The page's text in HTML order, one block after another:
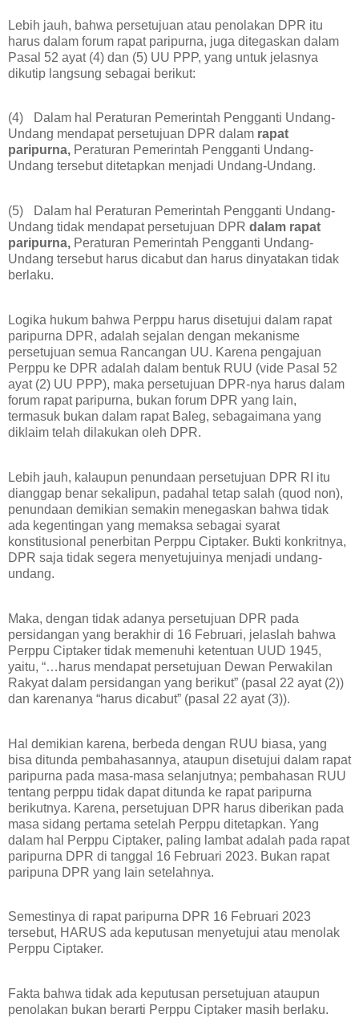
Lebih jauh, bahwa persetujuan atau penolakan DPR itu
harus dalam forum rapat paripurna, juga ditegaskan dalam
Pasal 52 ayat (4) dan (5) UU PPP, yang untuk jelasnya
dikutip langsung sebagai berikut:
(4)
Dalam hal Peraturan Pemerintah Pengganti Undang-
Undang mendapat persetujuan DPR dalam rapat
paripurna, Peraturan Pemerintah Pengganti Undang-
Undang tersebut ditetapkan menjadi Undang-Undang.
(5)
Dalam hal Peraturan Pemerintah Pengganti Undang-
Undang tidak mendapat persetujuan DPR dalam rapat
paripurna, Peraturan Pemerintah Pengganti Undang-
Undang tersebut harus dicabut dan harus dinyatakan tidak
berlaku.
Logika hukum bahwa Perppu harus disetujui dalam rapat
paripurna DPR, adalah sejalan dengan mekanisme
persetujuan semua Rancangan UU. Karena pengajuan
Perppu ke DPR adalah dalam bentuk RUU (vide Pasal 52
ayat (2) UU PPP), maka persetujuan DPR-nya harus dalam
forum rapat paripurna, bukan forum DPR yang lain,
termasuk bukan dalam rapat Baleg, sebagaimana yang
diklaim telah dilakukan oleh DPR.
Lebih jauh, kalaupun penundaan persetujuan DPR RI itu
dianggap benar sekalipun, padahal tetap salah (quod non),
penundaan demikian semakin menegaskan bahwa tidak
ada kegentingan yang memaksa sebagai syarat
konstitusional penerbitan Perppu Ciptaker. Bukti konkritnya,
DPR saja tidak segera menyetujuinya menjadi undang-
undang.
Maka, dengan tidak adanya persetujuan DPR pada
persidangan yang berakhir di 16 Februari, jelaslah bahwa
Perppu Ciptaker tidak memenuhi ketentuan UUD 1945,
yaitu, “…harus mendapat persetujuan Dewan Perwakilan
Rakyat dalam persidangan yang berikut” (pasal 22 ayat (2))
dan karenanya “harus dicabut” (pasal 22 ayat (3)).
Hal demikian karena, berbeda dengan RUU biasa, yang
bisa ditunda pembahasannya, ataupun disetujui dalam rapat
paripurna pada masa-masa selanjutnya; pembahasan RUU
tentang perppu tidak dapat ditunda ke rapat paripurna
berikutnya. Karena, persetujuan DPR harus diberikan pada
masa sidang pertama setelah Perppu ditetapkan. Yang
dalam hal Perppu Ciptaker, paling lambat adalah pada rapat
paripurna DPR di tanggal 16 Februari 2023. Bukan rapat
paripuna DPR yang lain setelahnya.
Semestinya di rapat paripurna DPR 16 Februari 2023
tersebut, HARUS ada keputusan menyetujui atau menolak
Perppu Ciptaker.
Fakta bahwa tidak ada keputusan persetujuan ataupun
penolakan bukan berarti Perppu Ciptaker masih berlaku.